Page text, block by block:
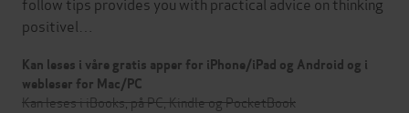
positivel…
Kan leses i våre gratis apper for iPhone/iPad og Android og i
webleser for Mac/PC
Kan leses i iBooks, på PC, Kindle og PocketBook